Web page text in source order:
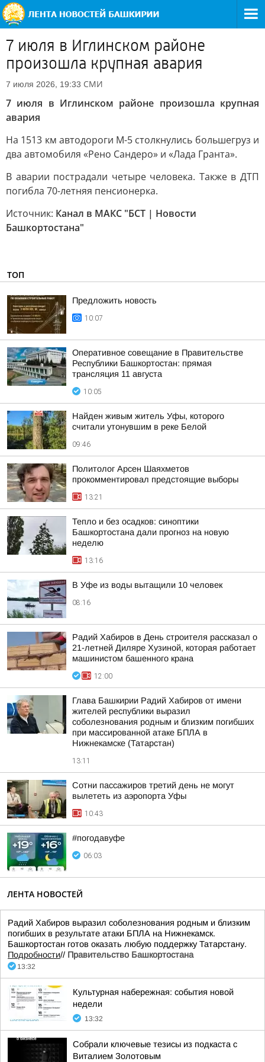
7 июля в Иглинском районе
произошла крупная авария
7 июля 2026, 19:33 СМИ
7 июля в Иглинском районе произошла крупная
авария
На 1513 км автодороги М-5 столкнулись большегруз и
два автомобиля «Рено Сандеро» и «Лада Гранта».
В аварии пострадали четыре человека. Также в ДТП
погибла 70-летняя пенсионерка.
Источник: Канал в МАКС "БСТ | Новости
Башкортостана"
ТОП
Предложить новость
10:07
Оперативное совещание в Правительстве
Республики Башкортостан: прямая
трансляция 11 августа
10:05
Найден живым житель Уфы, которого
считали утонувшим в реке Белой
09:46
Политолог Арсен Шаяхметов
прокомментировал предстоящие выборы
13:21
Тепло и без осадков: синоптики
Башкортостана дали прогноз на новую
неделю
13:16
В Уфе из воды вытащили 10 человек
08:16
Радий Хабиров в День строителя рассказал о
21-летней Диляре Хузиной, которая работает
машинистом башенного крана
12:00
Глава Башкирии Радий Хабиров от имени
жителей республики выразил
соболезнования родным и близким погибших
при массированной атаке БПЛА в
Нижнекамске (Татарстан)
13:11
Сотни пассажиров третий день не могут
вылететь из аэропорта Уфы
10:43
#погодавуфе
06:03
ЛЕНТА НОВОСТЕЙ
Радий Хабиров выразил соболезнования родным и близким
погибших в результате атаки БПЛА на Нижнекамск.
Башкортостан готов оказать любую поддержку Татарстану.
Подробности// Правительство Башкортостана
13:32
Культурная набережная: события новой
недели
13:32
Собрали ключевые тезисы из подкаста с
Виталием Золотовым